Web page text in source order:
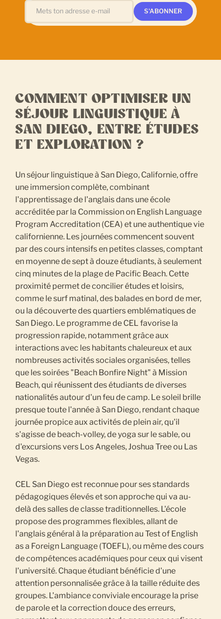
COMMENT OPTIMISER UN
SÉJOUR LINGUISTIQUE À
SAN DIEGO, ENTRE ÉTUDES
ET EXPLORATION ?
Un séjour linguistique à San Diego, Californie, offre
une immersion complète, combinant
l'apprentissage de l'anglais dans une école
accréditée par la Commission on English Language
Program Accreditation (CEA) et une authentique vie
californienne. Les journées commencent souvent
par des cours intensifs en petites classes, comptant
en moyenne de sept à douze étudiants, à seulement
cinq minutes de la plage de Pacific Beach. Cette
proximité permet de concilier études et loisirs,
comme le surf matinal, des balades en bord de mer,
ou la découverte des quartiers emblématiques de
San Diego. Le programme de CEL favorise la
progression rapide, notamment grâce aux
interactions avec les habitants chaleureux et aux
nombreuses activités sociales organisées, telles
que les soirées "Beach Bonfire Night" à Mission
Beach, qui réunissent des étudiants de diverses
nationalités autour d'un feu de camp. Le soleil brille
presque toute l'année à San Diego, rendant chaque
journée propice aux activités de plein air, qu'il
s'agisse de beach-volley, de yoga sur le sable, ou
d'excursions vers Los Angeles, Joshua Tree ou Las
Vegas.
CEL San Diego est reconnue pour ses standards
pédagogiques élevés et son approche qui va au-
delà des salles de classe traditionnelles. L'école
propose des programmes flexibles, allant de
l'anglais général à la préparation au Test of English
as a Foreign Language (TOEFL), ou même des cours
de compétences académiques pour ceux qui visent
l'université. Chaque étudiant bénéficie d'une
attention personnalisée grâce à la taille réduite des
groupes. L'ambiance conviviale encourage la prise
de parole et la correction douce des erreurs,